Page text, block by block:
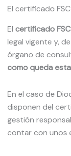
El certificado
El certificado FSC
legal vigente y,
órgano de
como queda
En el caso de
disponen del
gestión
contar con unos